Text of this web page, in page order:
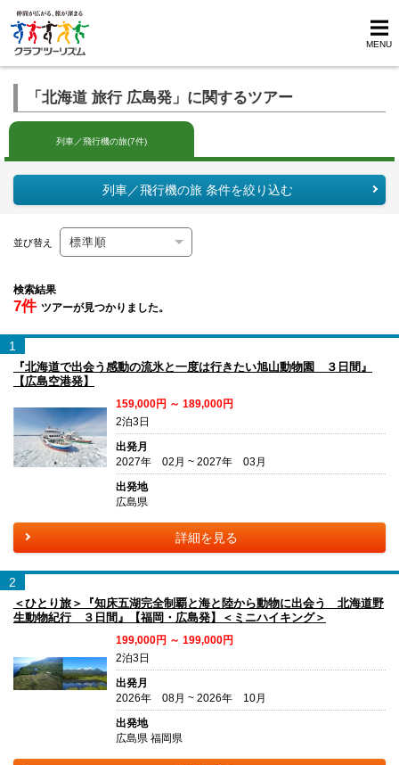
MENU
「北海道 旅行 広島発」に関するツアー
列車／飛行機の旅(7件)
列車／飛行機の旅 条件を絞り込む
並び替え
検索結果
7件 ツアーが見つかりました。
1
『北海道で出会う感動の流氷と一度は行きたい旭山動物園 ３日間』
【広島空港発】
159,000円 ～ 189,000円
2泊3日
出発月
2027年 02月 ~ 2027年 03月
出発地
広島県
詳細を見る
2
＜ひとり旅＞『知床五湖完全制覇と海と陸から動物に出会う 北海道野
生動物紀行 ３日間』【福岡・広島発】＜ミニハイキング＞
199,000円 ～ 199,000円
2泊3日
出発月
2026年 08月 ~ 2026年 10月
出発地
広島県 福岡県